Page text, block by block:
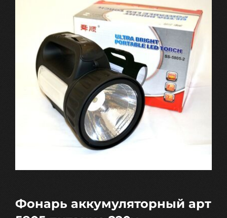
Фонарь аккумуляторный арт